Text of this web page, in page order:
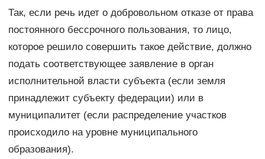
Так, если речь идет о добровольном отказе от права
постоянного бессрочного пользования, то лицо,
которое решило совершить такое действие, должно
подать соответствующее заявление в орган
исполнительной власти субъекта (если земля
принадлежит субъекту федерации) или в
муниципалитет (если распределение участков
происходило на уровне муниципального
образования).